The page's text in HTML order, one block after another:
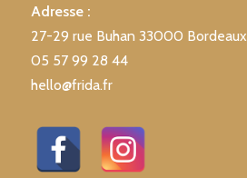
Adresse :
27-29 rue Buhan 33000 Bordeaux
05 57 99 28 44
hello@frida.fr